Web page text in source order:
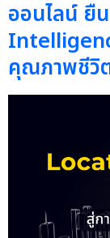
ออนไลน์ ยื
คุณภาพชีวิ